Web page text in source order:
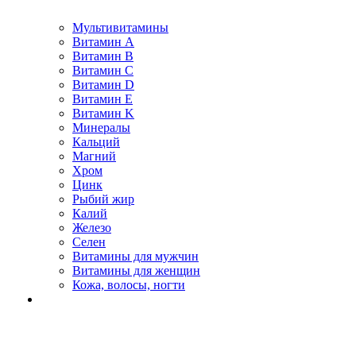
Мультивитамины
Витамин A
Витамин B
Витамин C
Витамин D
Витамин E
Витамин K
Минералы
Кальций
Магний
Хром
Цинк
Рыбий жир
Калий
Железо
Селен
Витамины для мужчин
Витамины для женщин
Кожа, волосы, ногти